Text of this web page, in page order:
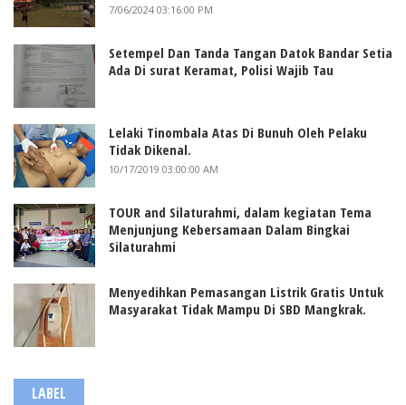
7/06/2024 03:16:00 PM
Setempel Dan Tanda Tangan Datok Bandar Setia
Ada Di surat Keramat, Polisi Wajib Tau
Lelaki Tinombala Atas Di Bunuh Oleh Pelaku
Tidak Dikenal.
10/17/2019 03:00:00 AM
TOUR and Silaturahmi, dalam kegiatan Tema
Menjunjung Kebersamaan Dalam Bingkai
Silaturahmi
Menyedihkan Pemasangan Listrik Gratis Untuk
Masyarakat Tidak Mampu Di SBD Mangkrak.
LABEL